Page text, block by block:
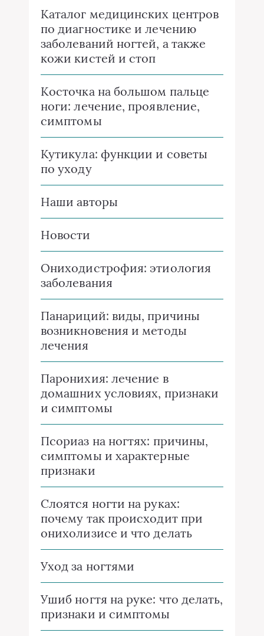
Каталог медицинских центров
по диагностике и лечению
заболеваний ногтей, а также
кожи кистей и стоп
Косточка на большом пальце
ноги: лечение, проявление,
симптомы
Кутикула: функции и советы
по уходу
Наши авторы
Новости
Ониходистрофия: этиология
заболевания
Панариций: виды, причины
возникновения и методы
лечения
Паронихия: лечение в
домашних условиях, признаки
и симптомы
Псориаз на ногтях: причины,
симптомы и характерные
признаки
Слоятся ногти на руках:
почему так происходит при
онихолизисе и что делать
Уход за ногтями
Ушиб ногтя на руке: что делать,
признаки и симптомы